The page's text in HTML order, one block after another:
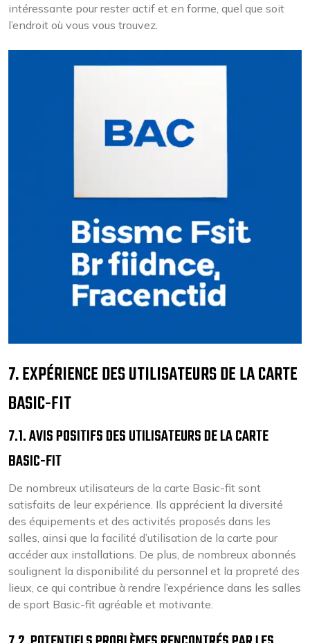
intéressante pour rester actif et en forme, quel que soit
l’endroit où vous vous trouvez.
7. EXPÉRIENCE DES UTILISATEURS DE LA CARTE
BASIC-FIT
7.1. AVIS POSITIFS DES UTILISATEURS DE LA CARTE
BASIC-FIT
De nombreux utilisateurs de la carte Basic-fit sont
satisfaits de leur expérience. Ils apprécient la diversité
des équipements et des activités proposés dans les
salles, ainsi que la facilité d’utilisation de la carte pour
accéder aux installations. De plus, de nombreux abonnés
soulignent la disponibilité du personnel et la propreté des
lieux, ce qui contribue à rendre l’expérience dans les salles
de sport Basic-fit agréable et motivante.